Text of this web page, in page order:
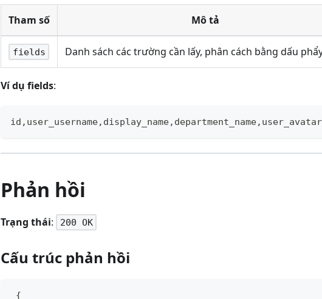
Tham số Mô tả
fields Danh sách các trường cần lấy, phân cách bằng dấu
Ví dụ fields:
Phản hồi
Trạng thái: 200 OK
Cấu trúc phản hồi
{